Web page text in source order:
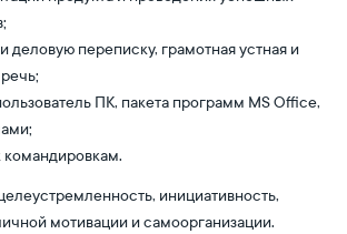
деловую переписку, грамотная устная и
ПК, пакета программ MS Office,
командировкам.
инициативность,
мотивации и самоорганизации.